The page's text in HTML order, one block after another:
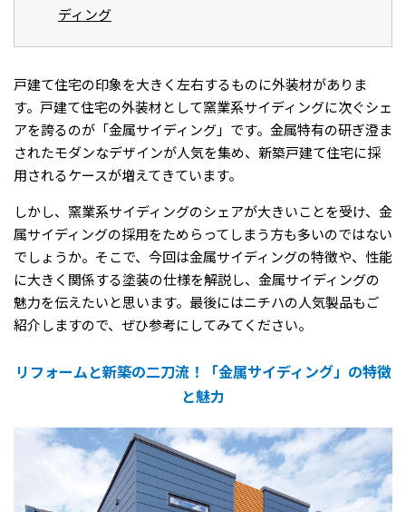
ディング
戸建て住宅の印象を大きく左右するものに外装材がありま
す。戸建て住宅の外装材として窯業系サイディングに次ぐシェ
アを誇るのが「金属サイディング」です。金属特有の研ぎ澄ま
されたモダンなデザインが人気を集め、新築戸建て住宅に採
用されるケースが増えてきています。
しかし、窯業系サイディングのシェアが大きいことを受け、金
属サイディングの採用をためらってしまう方も多いのではない
でしょうか。そこで、今回は金属サイディングの特徴や、性能
に大きく関係する塗装の仕様を解説し、金属サイディングの
魅力を伝えたいと思います。最後にはニチハの人気製品もご
紹介しますので、ぜひ参考にしてみてください。
リフォームと新築の二刀流！「金属サイディング」の特徴
と魅力